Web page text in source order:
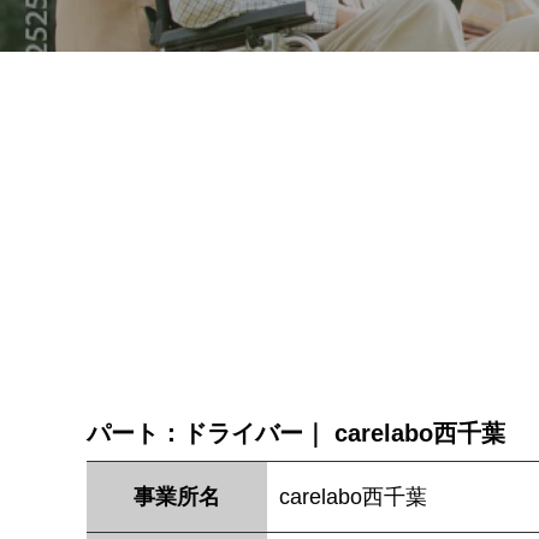
パート：ドライバー｜ carelabo西千葉
事業所名 carelabo西千葉